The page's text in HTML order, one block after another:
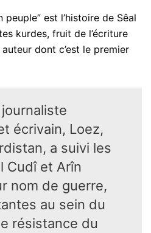
peuple” est l’histoire de Sêal
kurdes, fruit de l’écriture
dont c’est le premier
écrivain, Loez,
a suivi les
Cudî et Arîn
nom de guerre,
au sein du
résistance du